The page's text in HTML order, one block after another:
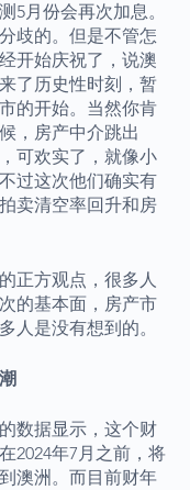
5月份会再次加息。
歧的。但是不管怎
开始庆祝了，说澳
了历史性时刻，暂
的开始。当然你肯
，房产中介跳出
可欢实了，就像小
过这次他们确实有
卖清空率回升和房
正方观点，很多人
的基本面，房产市
人是没有想到的。
数据显示，这个财
2024年7月之前，将
澳洲。而目前财年